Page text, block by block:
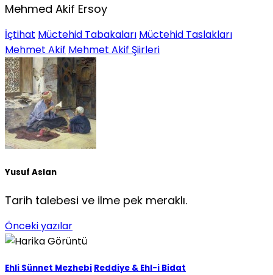
Mehmed Akif Ersoy
İçtihat Müctehid Tabakaları Müctehid Taslakları
Mehmet Akif Mehmet Akif Şiirleri
Yusuf Aslan
Tarih talebesi ve ilme pek meraklı.
Önceki yazılar
Ehli Sünnet Mezhebi Reddiye & Ehl-i Bidat